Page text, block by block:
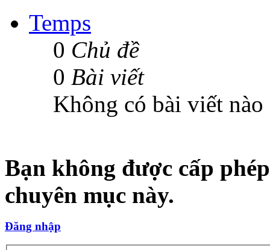
Temps
0 Chủ đề
0 Bài viết
Không có bài viết nào
Bạn không được cấp
chuyên mục này.
Đăng nhập